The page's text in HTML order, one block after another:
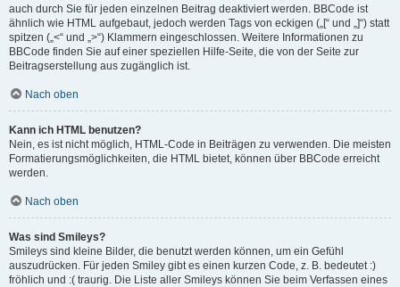
auch durch Sie für jeden einzelnen Beitrag deaktiviert werden. BBCode ist
ähnlich wie HTML aufgebaut, jedoch werden Tags von eckigen („[“ und „]“) statt
spitzen („<“ und „>“) Klammern eingeschlossen. Weitere Informationen zu
BBCode finden Sie auf einer speziellen Hilfe-Seite, die von der Seite zur
Beitragserstellung aus zugänglich ist.
Nach oben
Kann ich HTML benutzen?
Nein, es ist nicht möglich, HTML-Code in Beiträgen zu verwenden. Die meisten
Formatierungsmöglichkeiten, die HTML bietet, können über BBCode erreicht
werden.
Nach oben
Was sind Smileys?
Smileys sind kleine Bilder, die benutzt werden können, um ein Gefühl
auszudrücken. Für jeden Smiley gibt es einen kurzen Code, z. B. bedeutet :)
fröhlich und :( traurig. Die Liste aller Smileys können Sie beim Verfassen eines